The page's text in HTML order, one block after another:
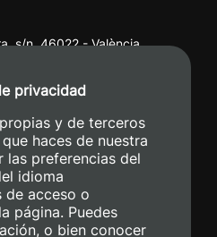
s/n. 46022 - València
04 00 50
privacidad
y de terceros
haces de nuestra
las preferencias del
idioma
de acceso o
página. Puedes
o bien conocer